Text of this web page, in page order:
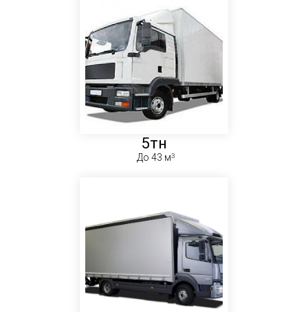
5тн
До 43 м